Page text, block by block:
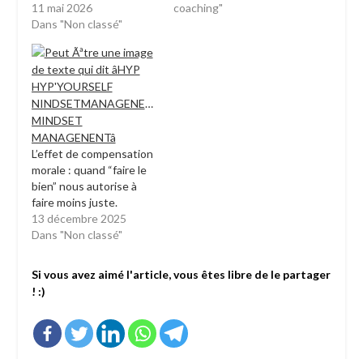
11 mai 2026
Dans "Non classé"
coaching"
L’effet de compensation
morale : quand “faire le
bien” nous autorise à
faire moins juste.
13 décembre 2025
Dans "Non classé"
Si vous avez aimé l'article, vous êtes libre de le partager
! :)